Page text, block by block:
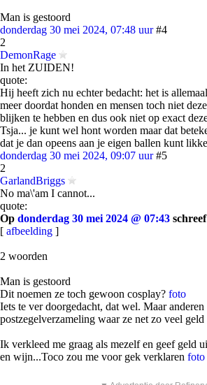
Man is gestoord
donderdag 30 mei 2024, 07:48 uur #4
2
DemonRage
In het ZUIDEN!
quote:
Hij heeft zich nu echter bedacht: het is
meer doordat honden en mensen toch niet
blijken te hebben en dus ook niet op exact
Tsja... je kunt wel hont worden maar dat
dat je dan opeens aan je eigen ballen kunt
donderdag 30 mei 2024, 09:07 uur #5
2
GarlandBriggs
No ma\'am I cannot...
quote:
Op donderdag 30 mei 2024 @ 07:43 schreef
[ afbeelding ]
2 woorden
Man is gestoord
Dit noemen ze toch gewoon cosplay? foto
Iets te ver doorgedacht, dat wel. Maar anderen
postzegelverzameling waar ze net zo veel geld
Ik verkleed me graag als mezelf en geef geld
en wijn...Toco zou me voor gek verklaren foto